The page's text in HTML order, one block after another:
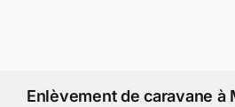
Enlèvement de caravane à